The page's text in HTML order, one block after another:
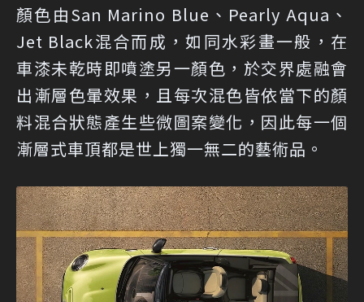
顏色由San Marino Blue、Pearly Aqua、
Jet Black混合而成，如同水彩畫一般，在
車漆未乾時即噴塗另一顏色，於交界處融會
出漸層色暈效果，且每次混色皆依當下的顏
料混合狀態產生些微圖案變化，因此每一個
漸層式車頂都是世上獨一無二的藝術品。